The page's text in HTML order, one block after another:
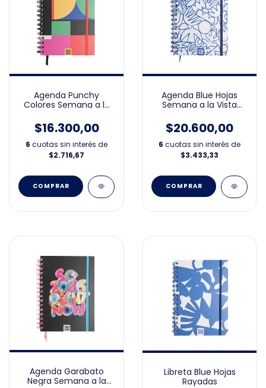
Agenda Punchy
Colores Semana a la
$16.300,00
6 cuotas sin interés de
$2.716,67
Agenda Blue Hojas
Semana a la Vista
$20.600,00
6 cuotas sin interés de
$3.433,33
Agenda Garabato
Negra Semana a la
Libreta Blue Hojas
Rayadas